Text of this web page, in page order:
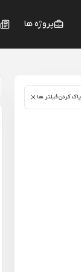
پروژه ها
پاک کردن فیلتر ها